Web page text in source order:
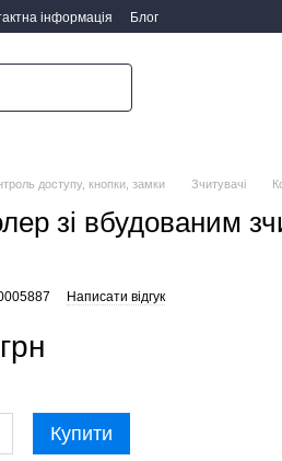
інформація Блог
доступу, кнопки, замки Зчитувачі
зі вбудованим
Написати відгук
Купити